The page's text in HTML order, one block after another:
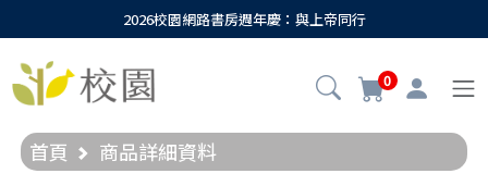
2026校園網路書房週年慶：與上帝同行
0
首頁 商品詳細資料